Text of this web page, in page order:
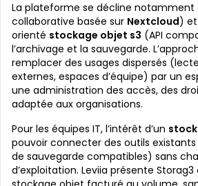
La plateforme se décline notamment
collaborative basée sur Nextcloud) et
orienté stockage objet s3 (API
l’archivage et la sauvegarde.
remplacer des usages dispersés
externes, espaces d’équipe) par un
une administration des accès, des
adaptée aux organisations.
Pour les équipes IT, l’intérêt d’un
pouvoir connecter des outils existants
de sauvegarde compatibles) sans
d’exploitation. Leviia présente